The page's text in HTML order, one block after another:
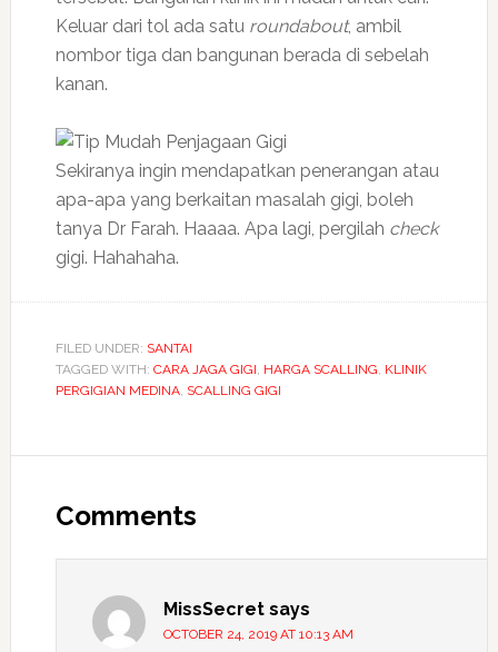
Keluar dari tol ada satu roundabout, ambil
nombor tiga dan bangunan berada di sebelah
kanan.
Sekiranya ingin mendapatkan penerangan atau
apa-apa yang berkaitan masalah gigi, boleh
tanya Dr Farah. Haaaa. Apa lagi, pergilah check
gigi. Hahahaha.
FILED UNDER: SANTAI
TAGGED WITH: CARA JAGA GIGI, HARGA SCALLING, KLINIK
PERGIGIAN MEDINA, SCALLING GIGI
Comments
MissSecret says
OCTOBER 24, 2019 AT 10:13 AM